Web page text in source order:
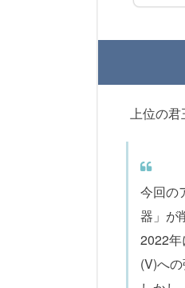
上位の君
今回の
器」が
2022
(V)へ